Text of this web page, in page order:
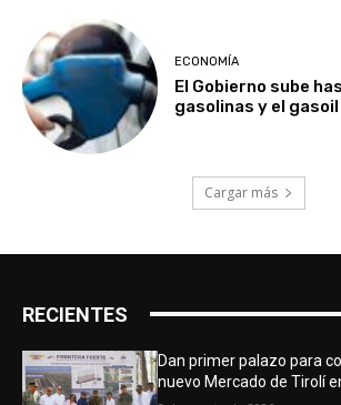
ECONOMÍA
El Gobierno sube
gasolinas y el gasoil
Cargar más
RECIENTES
Dan primer palazo para
nuevo Mercado de Tirolí